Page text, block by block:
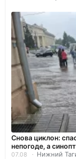
Снова циклон:
непогоде, а
07.08 Нижний